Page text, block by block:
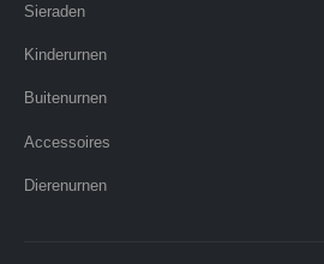
Sieraden
Kinderurnen
Buitenurnen
Accessoires
Dierenurnen